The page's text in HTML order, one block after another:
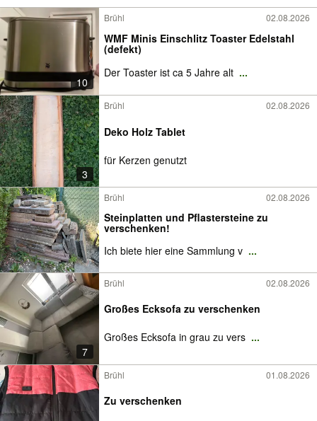
10
Brühl 02.08.2026
WMF Minis Einschlitz Toaster Edelstahl
(defekt)
Der Toaster ist ca 5 Jahre alt ...
3
Brühl 02.08.2026
Deko Holz Tablet
für Kerzen genutzt
Brühl 02.08.2026
Steinplatten und Pflastersteine zu
verschenken!
Ich biete hier eine Sammlung v ...
7
Brühl 02.08.2026
Großes Ecksofa zu verschenken
Großes Ecksofa in grau zu vers ...
Brühl 01.08.2026
Zu verschenken